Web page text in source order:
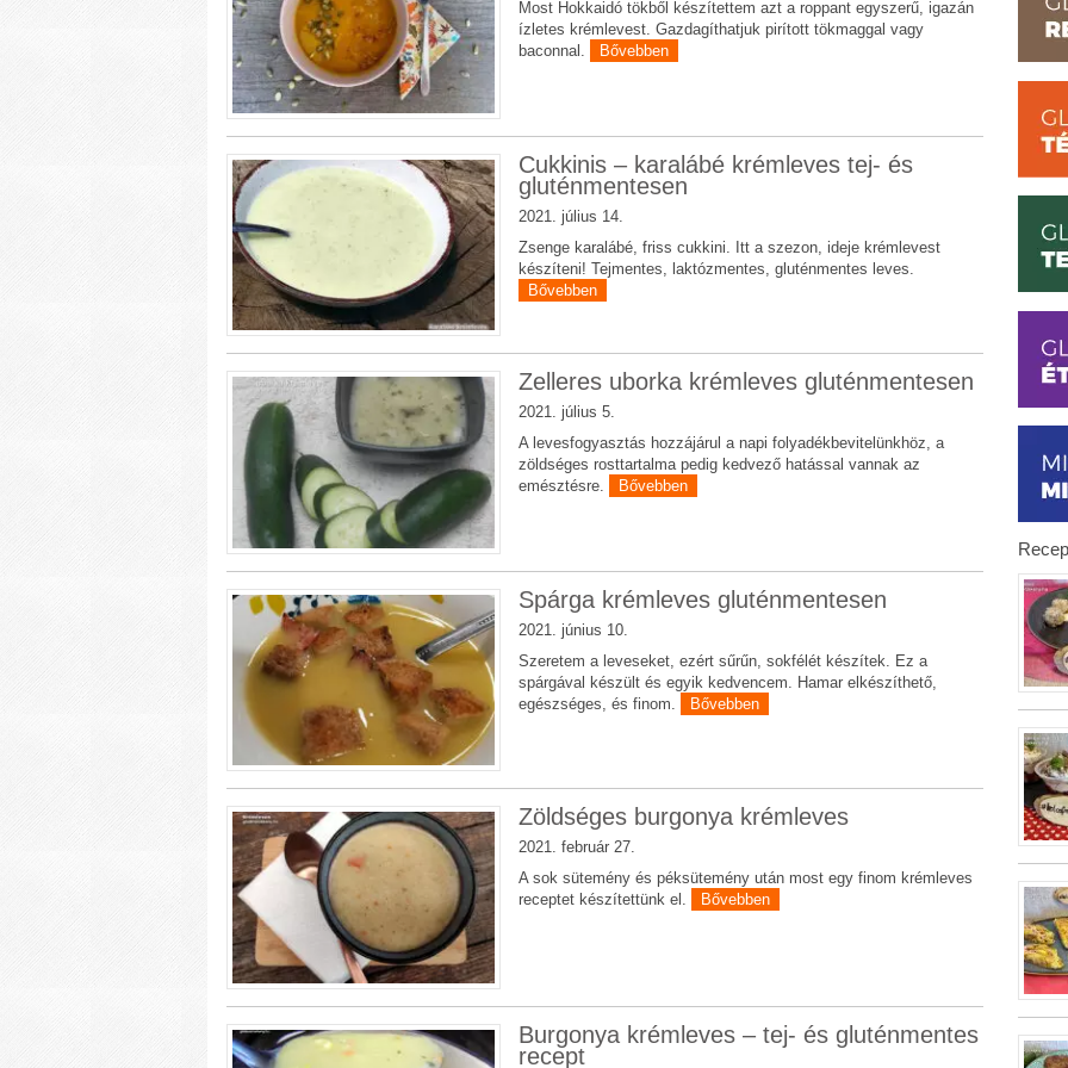
Most Hokkaidó tökből készítettem azt a roppant egyszerű, igazán
ízletes krémlevest. Gazdagíthatjuk pirított tökmaggal vagy
baconnal.
Bővebben
Cukkinis – karalábé krémleves tej- és
gluténmentesen
2021. július 14.
Zsenge karalábé, friss cukkini. Itt a szezon, ideje krémlevest
készíteni! Tejmentes, laktózmentes, gluténmentes leves.
Bővebben
Zelleres uborka krémleves gluténmentesen
2021. július 5.
A levesfogyasztás hozzájárul a napi folyadékbevitelünkhöz, a
zöldséges rosttartalma pedig kedvező hatással vannak az
emésztésre.
Bővebben
Spárga krémleves gluténmentesen
2021. június 10.
Szeretem a leveseket, ezért sűrűn, sokfélét készítek. Ez a
spárgával készült és egyik kedvencem. Hamar elkészíthető,
egészséges, és finom.
Bővebben
Zöldséges burgonya krémleves
2021. február 27.
A sok sütemény és péksütemény után most egy finom krémleves
receptet készítettünk el.
Bővebben
Burgonya krémleves – tej- és gluténmentes
recept